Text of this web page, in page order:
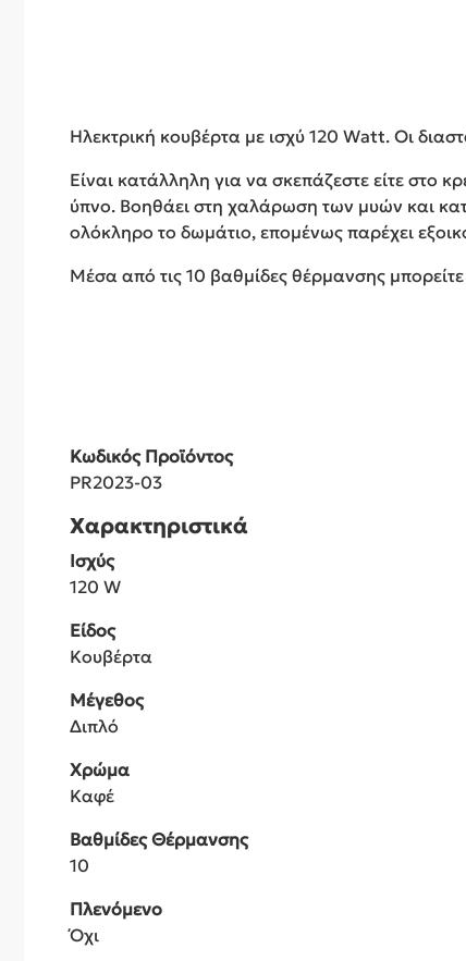
Ηλεκτρική κουβέρτα με ισχύ 120 Watt. Οι
Είναι κατάλληλη για να σκεπάζεστε είτε στο
ύπνο. Βοηθάει στη χαλάρωση των μυών και
ολόκληρο το δωμάτιο, επομένως παρέχει
Μέσα από τις 10 βαθμίδες θέρμανσης
Κωδικός Προϊόντος
PR2023-03
Χαρακτηριστικά
Ισχύς
120 W
Είδος
Κουβέρτα
Μέγεθος
Διπλό
Χρώμα
Καφέ
Βαθμίδες Θέρμανσης
10
Πλενόμενο
Όχι